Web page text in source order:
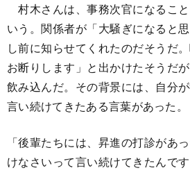
村木さんは、事務次官になるこ
いう。関係者が「大騒ぎになると
し前に知らせてくれたのだそうだ
お断りします」と出かけたそうだ
飲み込んだ。その背景には、自分
言い続けてきたある言葉があった。
「後輩たちには、昇進の打診があ
けなさいって言い続けてきたんで